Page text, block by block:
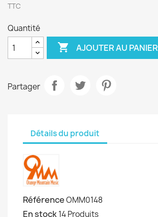
TTC
Quantité
 AJOUTER AU PANIER
Partager
Détails du produit
RéférenceOMM0148
En stock14 Produits